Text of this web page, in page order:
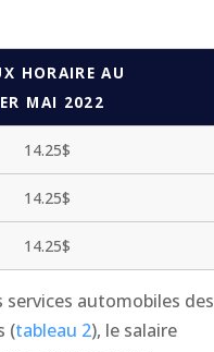
HORAIRE AU
MAI 2022
14.25$
14.25$
14.25$
automobiles des
(tableau 2), le salaire